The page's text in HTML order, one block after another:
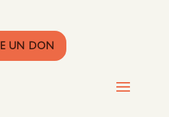
UN DON